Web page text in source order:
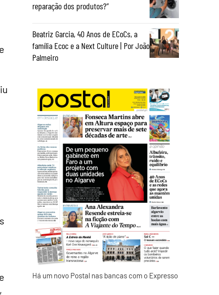
reparação dos produtos?”
Beatriz Garcia, 40 Anos de ECoCs, a
família Ecoc e a Next Culture | Por João
Palmeiro
Há um novo Postal nas bancas com o Expresso